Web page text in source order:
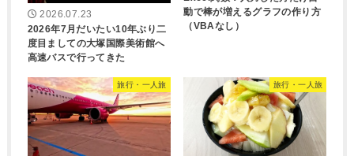
2026.07.23
2026年7月だいたい10年ぶり二
度目ましての大塚国際美術館へ
高速バスで行ってきた
動で棒が増えるグラフの作り方
（VBAなし）
旅行・一人旅 旅行・一人旅